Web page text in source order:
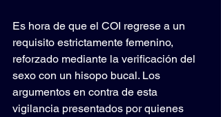
Es hora de que el COI regrese a un
requisito estrictamente femenino,
reforzado mediante la verificación del
sexo con un hisopo bucal. Los
argumentos en contra de esta
vigilancia presentados por quienes